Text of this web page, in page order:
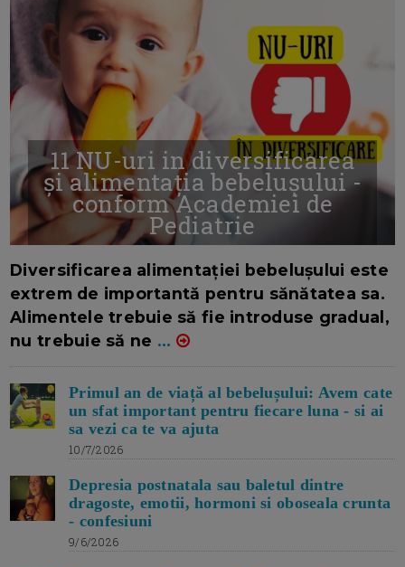
11 NU-uri in diversificarea
și alimentația bebelușului -
conform Academiei de
Pediatrie
Diversificarea alimentației bebelușului este
extrem de importantă pentru sănătatea sa.
Alimentele trebuie să fie introduse gradual,
nu trebuie să ne ...
Primul an de viață al bebelușului: Avem cate
un sfat important pentru fiecare luna - si ai
sa vezi ca te va ajuta
10/7/2026
Depresia postnatala sau baletul dintre
dragoste, emotii, hormoni si oboseala crunta
- confesiuni
9/6/2026